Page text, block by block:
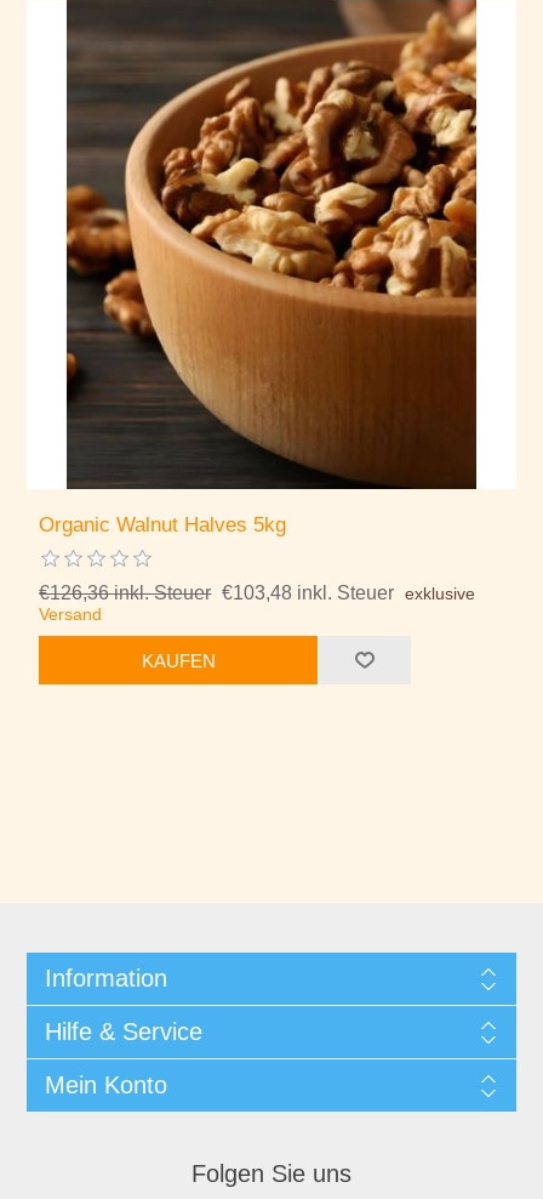
Organic Walnut Halves 5kg
€126,36 inkl. Steuer €103,48 inkl. Steuer exklusive
Versand
KAUFEN
Information
Hilfe & Service
Mein Konto
Folgen Sie uns